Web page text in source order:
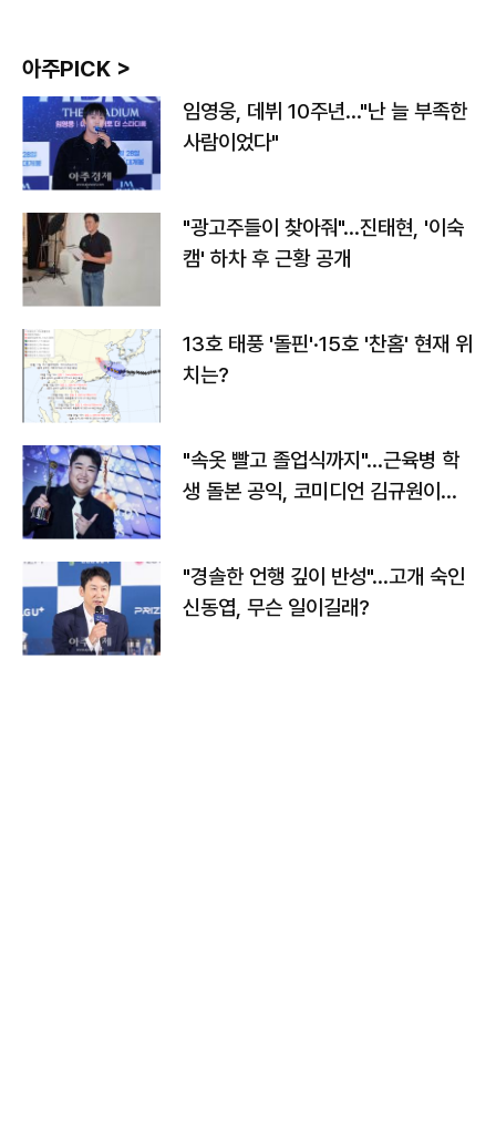
아주PICK >
임영웅, 데뷔 10주년…"난 늘 부족한
사람이었다"
"광고주들이 찾아줘"…진태현, '이숙
캠' 하차 후 근황 공개
13호 태풍 '돌핀'·15호 '찬홈' 현재 위
치는?
"속옷 빨고 졸업식까지"…근육병 학
생 돌본 공익, 코미디언 김규원이었
"경솔한 언행 깊이 반성"…고개 숙인
신동엽, 무슨 일이길래?